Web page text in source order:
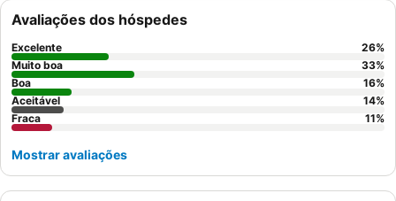
de pequeno-almoço, que inclui opções europeias e tailandesas.
Para uma experiência mais íntima, considere reservar um quarto
perto da piscina mais pequena na casa principal.
Avaliações dos hóspedes
Excelente 26%
Muito boa
33%
Boa
16%
Aceitável
14%
Fraca
11%
Mostrar avaliações